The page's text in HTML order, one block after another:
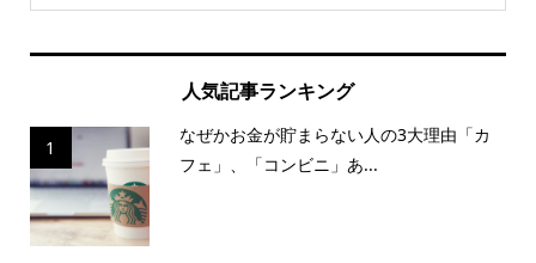
人気記事ランキング
1
なぜかお金が貯まらない人の3大理由「カ
フェ」、「コンビニ」あ...